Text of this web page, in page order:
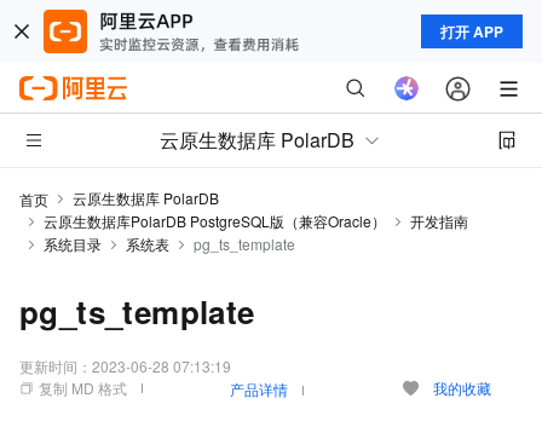
打开 APP
云原生数据库 PolarDB
首页
云原生数据库 PolarDB
云原生数据库PolarDB PostgreSQL版（兼容Oracle）
开发指南
系统目录
系统表 pg_ts_template
pg_ts_template
更新时间： 2023-06-28 07:13:19
复制 MD 格式
产品详情 我的收藏